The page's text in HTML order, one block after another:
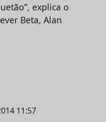
explica o
Beta, Alan
11:57